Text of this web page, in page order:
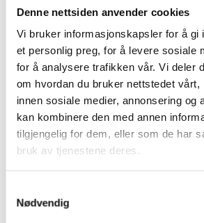
Denne nettsiden anvender cookies
Vi bruker informasjonskapsler for å gi
et personlig preg, for å levere sosiale
for å analysere trafikken vår. Vi deler
om hvordan du bruker nettstedet vårt,
innen sosiale medier, annonsering og
kan kombinere den med annen
tilgjengelig for dem, eller som de har
bruk av tjenestene deres.
Nødvendig
Ensamhet drabbar unga lika